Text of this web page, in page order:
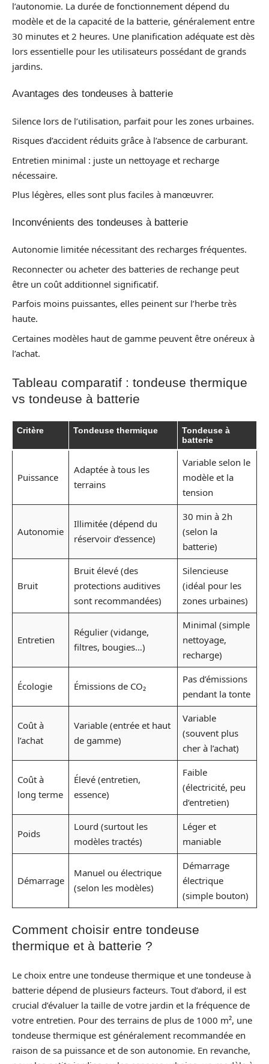
l’autonomie. La durée de fonctionnement dépend du
modèle et de la capacité de la batterie, généralement entre
30 minutes et 2 heures. Une planification adéquate est dès
lors essentielle pour les utilisateurs possédant de grands
jardins.
Avantages des tondeuses à batterie
Silence lors de l’utilisation, parfait pour les zones urbaines.
Risques d’accident réduits grâce à l’absence de carburant.
Entretien minimal : juste un nettoyage et recharge
nécessaire.
Plus légères, elles sont plus faciles à manœuvrer.
Inconvénients des tondeuses à batterie
Autonomie limitée nécessitant des recharges fréquentes.
Reconnecter ou acheter des batteries de rechange peut
être un coût additionnel significatif.
Parfois moins puissantes, elles peinent sur l’herbe très
haute.
Certaines modèles haut de gamme peuvent être onéreux à
l’achat.
Tableau comparatif : tondeuse thermique
vs tondeuse à batterie
Critère Tondeuse thermique
Tondeuse à
batterie
Puissance
Adaptée à tous les
terrains
Variable selon le
modèle et la
tension
Autonomie
Illimitée (dépend du
réservoir d’essence)
30 min à 2h
(selon la
batterie)
Bruit
Bruit élevé (des
protections auditives
sont recommandées)
Silencieuse
(idéal pour les
zones urbaines)
Entretien
Régulier (vidange,
filtres, bougies…)
Minimal (simple
nettoyage,
recharge)
Écologie Émissions de CO₂
Pas d’émissions
pendant la tonte
Coût à
l’achat
Variable (entrée et haut
de gamme)
Variable
(souvent plus
cher à l’achat)
Coût à
long terme
Élevé (entretien,
essence)
Faible
(électricité, peu
d’entretien)
Poids
Lourd (surtout les
modèles tractés)
Léger et
maniable
Démarrage
Manuel ou électrique
(selon les modèles)
Démarrage
électrique
(simple bouton)
Comment choisir entre tondeuse
thermique et à batterie ?
Le choix entre une tondeuse thermique et une tondeuse à
batterie dépend de plusieurs facteurs. Tout d’abord, il est
crucial d’évaluer la taille de votre jardin et la fréquence de
votre entretien. Pour des terrains de plus de 1000 m², une
tondeuse thermique est généralement recommandée en
raison de sa puissance et de son autonomie. En revanche,